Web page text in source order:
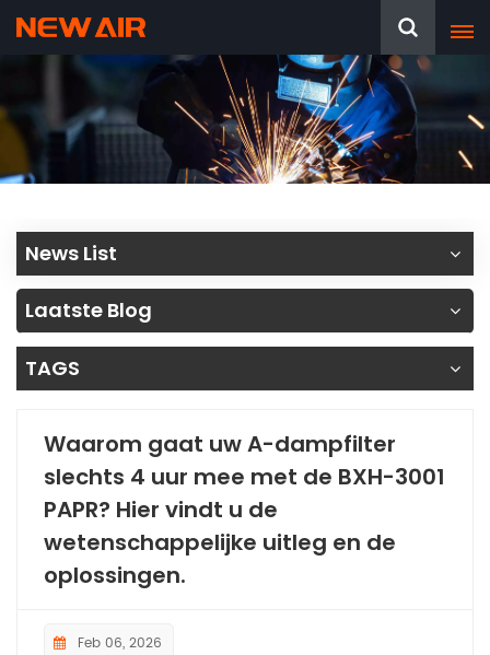
News List
Laatste Blog
TAGS
Waarom gaat uw A-dampfilter
slechts 4 uur mee met de BXH-3001
PAPR? Hier vindt u de
wetenschappelijke uitleg en de
oplossingen.
Feb 06, 2026